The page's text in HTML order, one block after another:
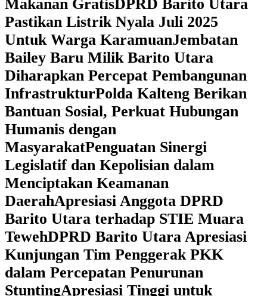
Makanan GratisDPRD Barito Utara
Pastikan Listrik Nyala Juli 2025
Untuk Warga KaramuanJembatan
Bailey Baru Milik Barito Utara
Diharapkan Percepat Pembangunan
InfrastrukturPolda Kalteng Berikan
Bantuan Sosial, Perkuat Hubungan
Humanis dengan
MasyarakatPenguatan Sinergi
Legislatif dan Kepolisian dalam
Menciptakan Keamanan
DaerahApresiasi Anggota DPRD
Barito Utara terhadap STIE Muara
TewehDPRD Barito Utara Apresiasi
Kunjungan Tim Penggerak PKK
dalam Percepatan Penurunan
StuntingApresiasi Tinggi untuk